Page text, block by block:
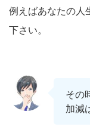
例えばあなたの人
下さい。
その
加減